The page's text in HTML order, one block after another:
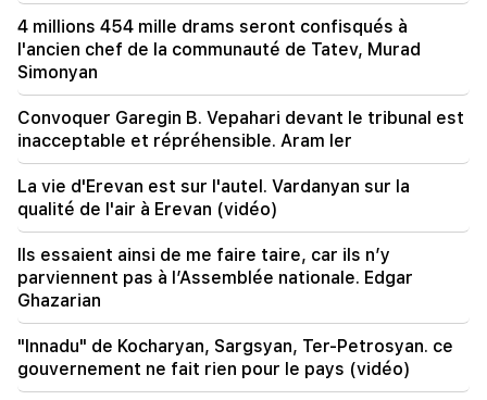
19:38
Le juge était arménien. Narek Karapetian
19:17 Important
Peut-être que le courrier ne fonctionne pas
bien. Mgr Nathan sur le silence du patriarche de
Constantinople
19:01
Aux USA, Facebook et Instagram ont été
condamnés à une amende de 567 millions de
dollars
18:51
Le transfert illégal de 16 millions de roubles vers
l'Arménie a été suspendu à Minvodi
18:30
4 millions 454 mille drams seront confisqués à
l'ancien chef de la communauté de Tatev, Murad
Simonyan
Convoquer Garegin B. Vepahari devant le tribunal est
inacceptable et répréhensible. Aram Ier
La vie d'Erevan est sur l'autel. Vardanyan sur la
qualité de l'air à Erevan (vidéo)
Ils essaient ainsi de me faire taire, car ils n’y
parviennent pas à l’Assemblée nationale. Edgar
Ghazarian
"Innadu" de Kocharyan, Sargsyan, Ter-Petrosyan. ce
gouvernement ne fait rien pour le pays (vidéo)